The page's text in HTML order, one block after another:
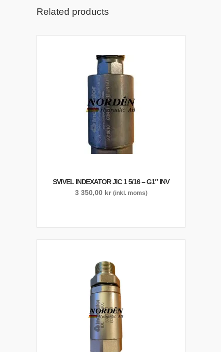
Related products
SVIVEL INDEXATOR JIC 1 5/16 – G1″ INV
3 350,00 kr (inkl. moms)